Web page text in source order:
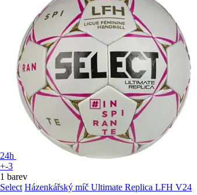
24h
+-3
1 barev
Select Házenkářský míč Ultimate Replica LFH V24